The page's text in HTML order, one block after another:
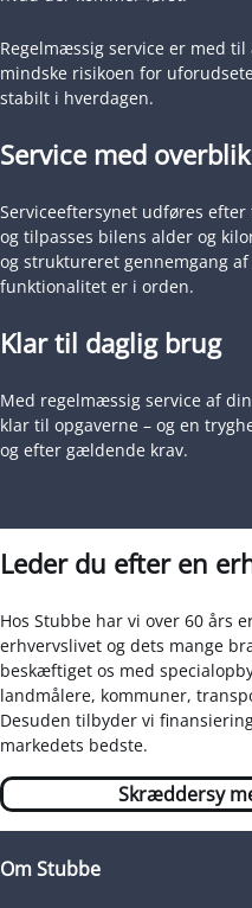
Regelmæssig service er med
mindske risikoen for
stabilt i hverdagen.
Service med overblik
Serviceeftersynet udføres
og tilpasses bilens alder og
og struktureret gennemgang
funktionalitet er i orden.
Klar til daglig brug
Med regelmæssig service af
klar til opgaverne – og en
og efter gældende krav.
Leder du efter en
Hos Stubbe har vi over 60 års
erhvervslivet og dets mange
beskæftiget os med
landmålere, kommuner,
Desuden tilbyder vi
markedets bedste.
Skræddersy
Om Stubbe